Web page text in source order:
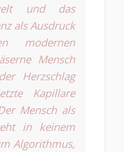
und das
als Ausdruck
modernen
Mensch
Herzschlag
Kapillare
Mensch als
in keinem
Algorithmus,